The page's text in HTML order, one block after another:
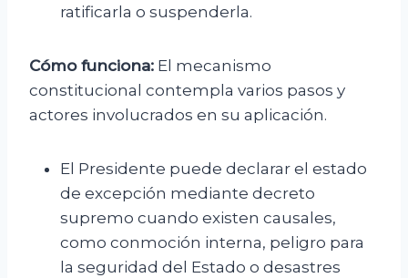
ratificarla o suspenderla.
Cómo funciona: El mecanismo
constitucional contempla varios pasos y
actores involucrados en su aplicación.
El Presidente puede declarar el estado
de excepción mediante decreto
supremo cuando existen causales,
como conmoción interna, peligro para
la seguridad del Estado o desastres